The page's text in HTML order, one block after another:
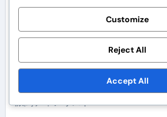
コンボレシピ
拡張購入ガイド
派閥ティアリスト
Customize
Reject All
Accept All